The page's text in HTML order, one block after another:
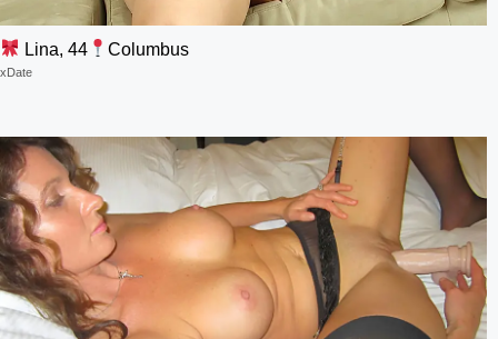
Lina, 44 Columbus
xDate